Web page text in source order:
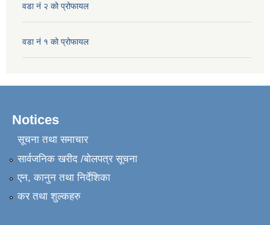
वडा नं २ को प्रोफायल
वडा नं १ को प्रोफायल
Notices
सूचना तथा समाचार
सार्वजनिक खरीद /बोलपत्र सूचना
एन, कानुन तथा निर्देशिका
कर तथा शुल्कहरु